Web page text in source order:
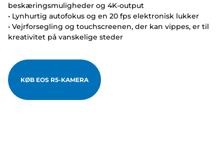
beskæringsmuligheder og 4K-output
• Lynhurtig autofokus og en 20 fps elektronisk lukker
• Vejrforsegling og touchscreenen, der kan vippes, er til
kreativitet på vanskelige steder
KØB EOS R5-KAMERA